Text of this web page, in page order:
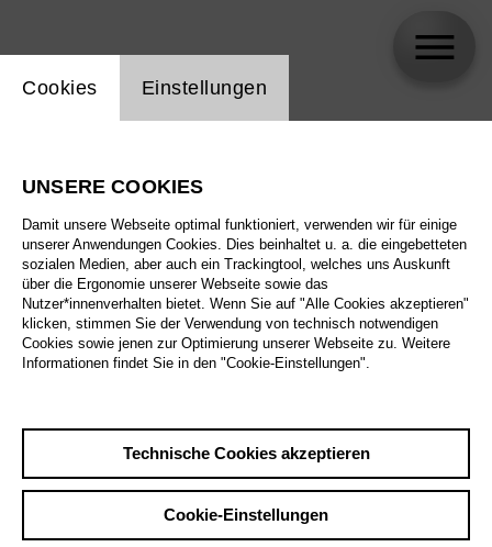
Einstellung Website Cookie
Cookies Einstellungen
UNSERE COOKIES
Damit unsere Webseite optimal funktioniert, verwenden wir für einige
unserer Anwendungen Cookies. Dies beinhaltet u. a. die eingebetteten
sozialen Medien, aber auch ein Trackingtool, welches uns Auskunft
über die Ergonomie unserer Webseite sowie das
Nutzer*innenverhalten bietet. Wenn Sie auf "Alle Cookies akzeptieren"
klicken, stimmen Sie der Verwendung von technisch notwendigen
Cookies sowie jenen zur Optimierung unserer Webseite zu. Weitere
Informationen findet Sie in den "Cookie-Einstellungen".
Technische Cookies akzeptieren
Cookie-Einstellungen